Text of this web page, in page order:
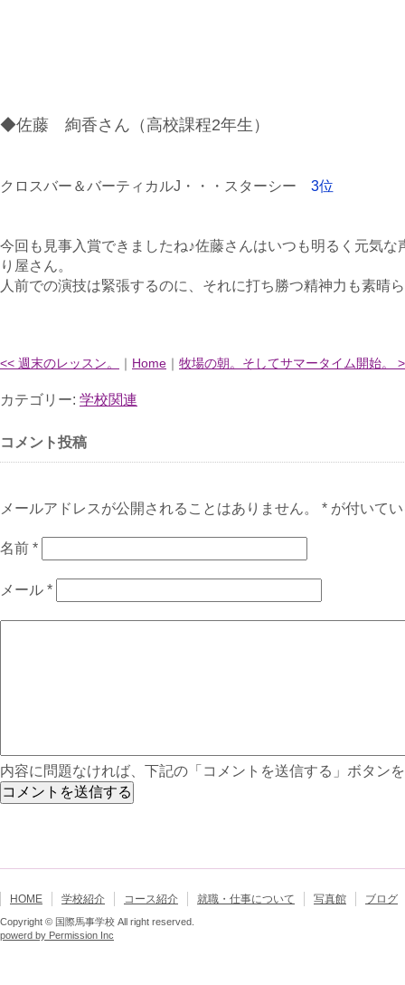
◆佐藤 絢香さん（高校課程2年生）
クロスバー＆バーティカルJ・・・スターシー 3位
今回も見事入賞できましたね♪佐藤さんはいつも明るく元気
り屋さん。
人前での演技は緊張するのに、それに打ち勝つ精神力も素晴
<< 週末のレッスン。 ｜ Home ｜ 牧場の朝。そしてサマータイム開始。
カテゴリー: 学校関連
コメント投稿
メールアドレスが公開されることはありません。 * が付いて
名前 *
メール *
内容に問題なければ、下記の「コメントを送信する」ボタン
HOME 学校紹介 コース紹介 就職・仕事について 写真館 ブログ
Copyright © 国際馬事学校 All right reserved.
powerd by Permission Inc